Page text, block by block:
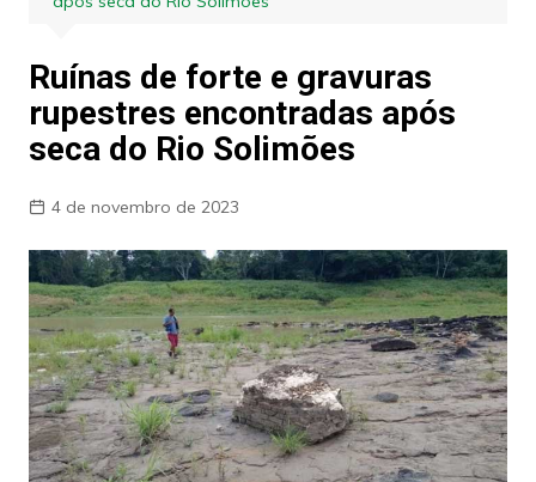
Ruínas de forte e gravuras
rupestres encontradas após
seca do Rio Solimões
4 de novembro de 2023